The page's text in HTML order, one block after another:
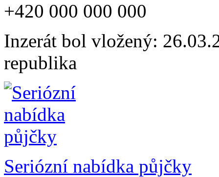
+420 000 000 000
Inzerát bol vložený:
republika
Seriózní nabídka půjčky